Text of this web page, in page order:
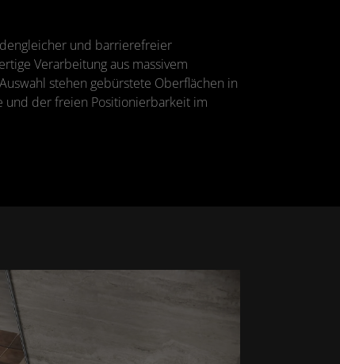
und barrierefreier
Verarbeitung aus massivem
stehen gebürstete Oberflächen in
und der freien Positionierbarkeit im